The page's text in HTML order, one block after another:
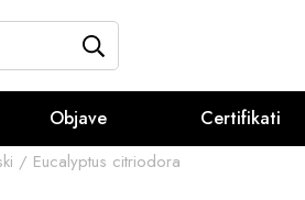
Objave Certifikati
/ Eucalyptus citriodora